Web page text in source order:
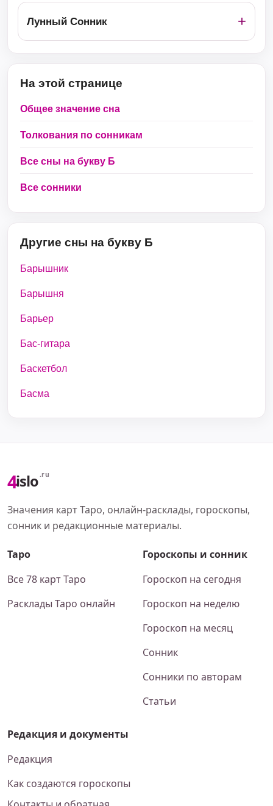
Лунный Сонник
На этой странице
Общее значение сна
Толкования по сонникам
Все сны на букву Б
Все сонники
Другие сны на букву Б
Барышник
Барышня
Барьер
Бас-гитара
Баскетбол
Басма
4islo .ru
Значения карт Таро, онлайн-расклады, гороскопы,
сонник и редакционные материалы.
Таро
Все 78 карт Таро
Расклады Таро онлайн
Гороскопы и сонник
Гороскоп на сегодня
Гороскоп на неделю
Гороскоп на месяц
Сонник
Сонники по авторам
Статьи
Редакция и документы
Редакция
Как создаются гороскопы